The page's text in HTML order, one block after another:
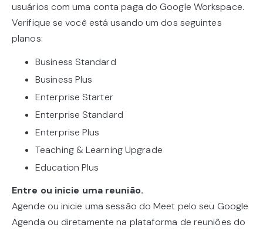
usuários com uma conta paga do Google Workspace.
Verifique se você está usando um dos seguintes
planos:
Business Standard
Business Plus
Enterprise Starter
Enterprise Standard
Enterprise Plus
Teaching & Learning Upgrade
Education Plus
Entre ou inicie uma reunião.
Agende ou inicie uma sessão do Meet pelo seu Google
Agenda ou diretamente na plataforma de reuniões do